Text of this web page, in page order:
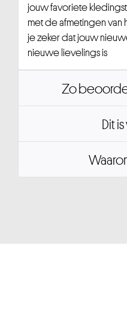
jouw favoriete
met de afmetingen
je zeker dat jouw
nieuwe lievelings is
Zo
Dit